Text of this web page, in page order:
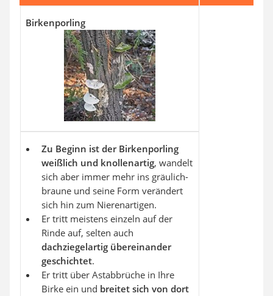
Birkenporling
Zu Beginn ist der Birkenporling
weißlich und knollenartig, wandelt
sich aber immer mehr ins gräulich-
braune und seine Form verändert
sich hin zum Nierenartigen.
Er tritt meistens einzeln auf der
Rinde auf, selten auch
dachziegelartig übereinander
geschichtet.
Er tritt über Astabbrüche in Ihre
Birke ein und breitet sich von dort